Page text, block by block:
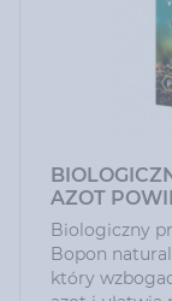
AZOT
Biologiczny
Bopon
który